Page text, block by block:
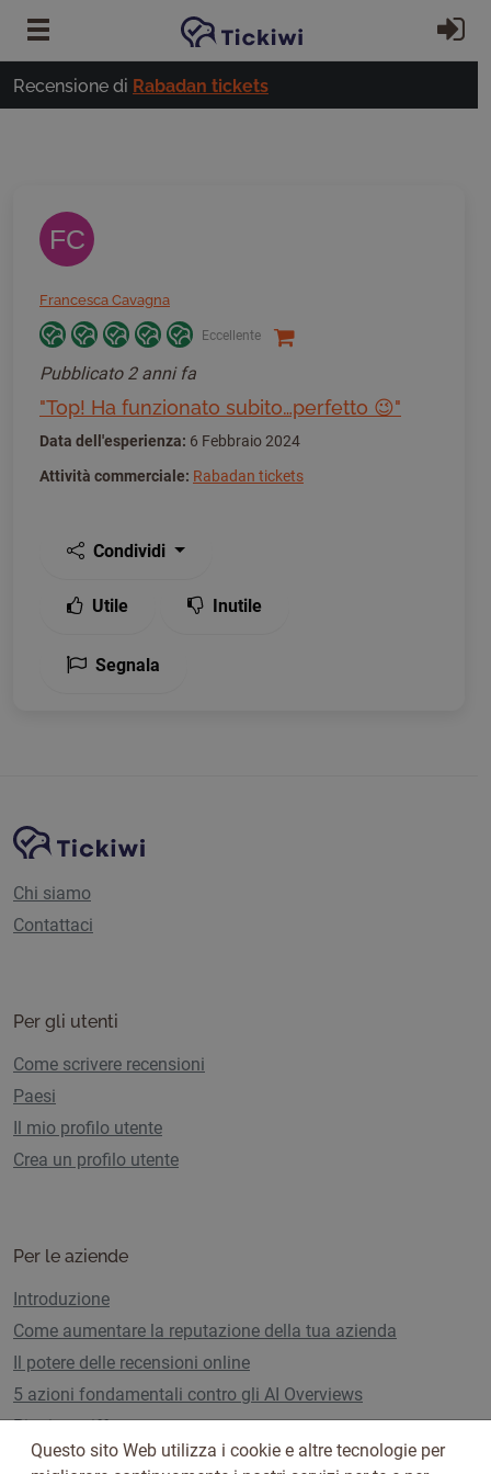
Vai al contenuto principale
Recensione di Rabadan tickets
FC
Francesca Cavagna
Eccellente
Pubblicato 2 anni fa
"Top! Ha funzionato subito…perfetto 😉"
Data dell'esperienza: 6 Febbraio 2024
Attività commerciale: Rabadan tickets
Condividi
Utile Inutile
Segnala
Navigazione del sito
Piattaforma Tickiwi
Chi siamo
Contattaci
Per gli utenti
Come scrivere recensioni
Paesi
Il mio profilo utente
Crea un profilo utente
Per le aziende
Introduzione
Come aumentare la reputazione della tua azienda
Il potere delle recensioni online
5 azioni fondamentali contro gli AI Overviews
Piani e tariffe
Questo sito Web utilizza i cookie e altre tecnologie per